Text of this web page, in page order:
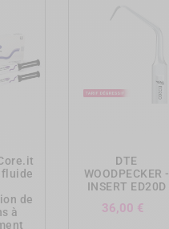
fluide
de
à
DTE
WOODPECKER -
INSERT ED20D
36,00 €